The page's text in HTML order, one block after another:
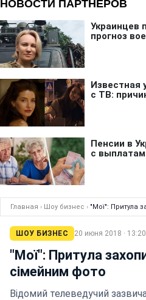
Главная › Шоу бизнес › "Мої": Притула
ШОУ БИЗНЕС 20 июня 2018 · 13:20
"Мої": Притула
сімейним фото
Відомий телеведучий